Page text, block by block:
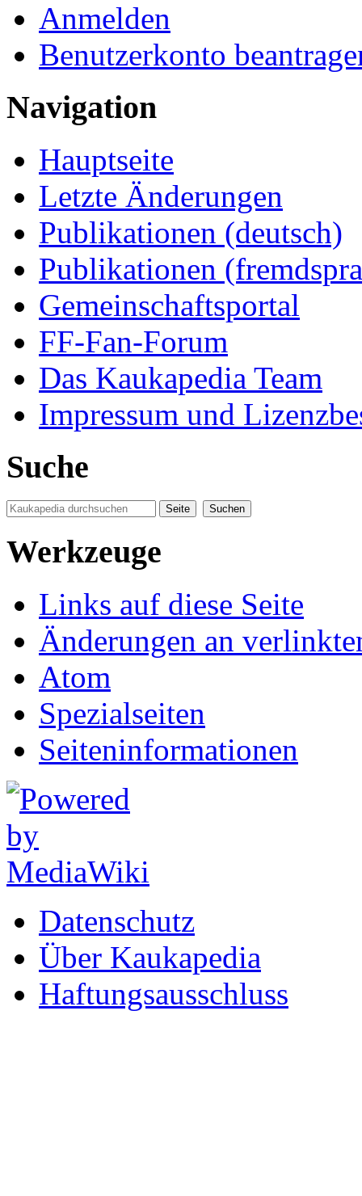
Anmelden
Benutzerkonto
Navigation
Hauptseite
Letzte Änderungen
Publikationen (deutsch)
Publikationen
Gemeinschaftsportal
FF-Fan-Forum
Das Kaukapedia Team
Impressum und
Suche
Werkzeuge
Links auf diese Seite
Änderungen an
Atom
Spezialseiten
Seiten­informationen
Datenschutz
Über Kaukapedia
Haftungsausschluss